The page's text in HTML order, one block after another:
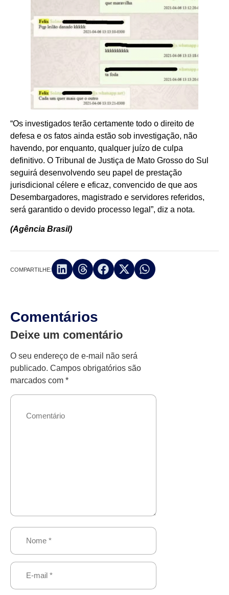
“Os investigados terão certamente todo o direito de
defesa e os fatos ainda estão sob investigação, não
havendo, por enquanto, qualquer juízo de culpa
definitivo. O Tribunal de Justiça de Mato Grosso do Sul
seguirá desenvolvendo seu papel de prestação
jurisdicional célere e eficaz, convencido de que aos
Desembargadores, magistrado e servidores referidos,
será garantido o devido processo legal”, diz a nota.
(Agência Brasil)
COMPARTILHE:
Comentários
Deixe um comentário
O seu endereço de e-mail não será
publicado. Campos obrigatórios são
marcados com *